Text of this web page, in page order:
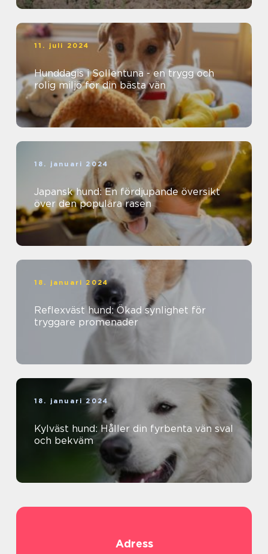
11. juli 2024
Hunddagis i Sollentuna - en trygg och
rolig miljö för din bästa vän
18. januari 2024
Japansk hund: En fördjupande översikt
över den populära rasen
18. januari 2024
Reflexväst hund: Ökad synlighet för
tryggare promenader
18. januari 2024
Kylväst hund: Håller din fyrbenta vän sval
och bekväm
Adress